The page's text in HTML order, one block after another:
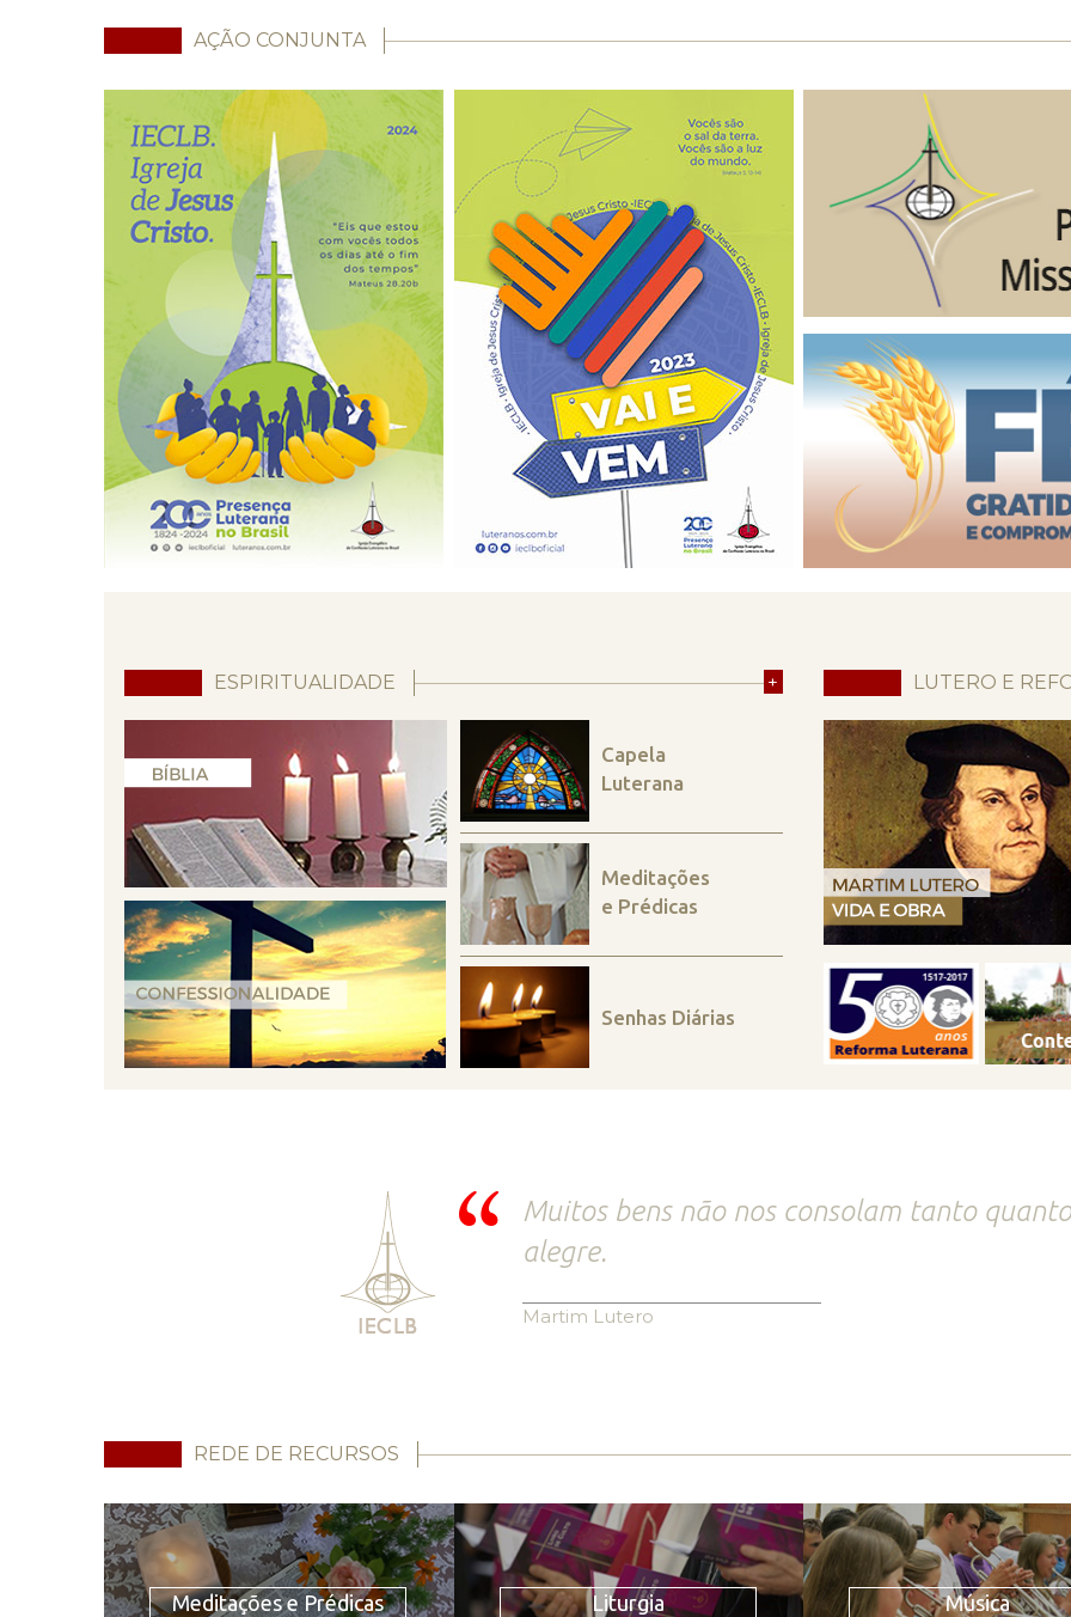
AÇÃO CONJUNTA
ESPIRITUALIDADE +
Capela
Luterana
Meditações
e Prédicas
Senhas Diárias
LUTERO E
Muitos bens não nos consolam tanto
alegre.
Martim Lutero
REDE DE RECURSOS
Meditações e Prédicas Liturgia Música